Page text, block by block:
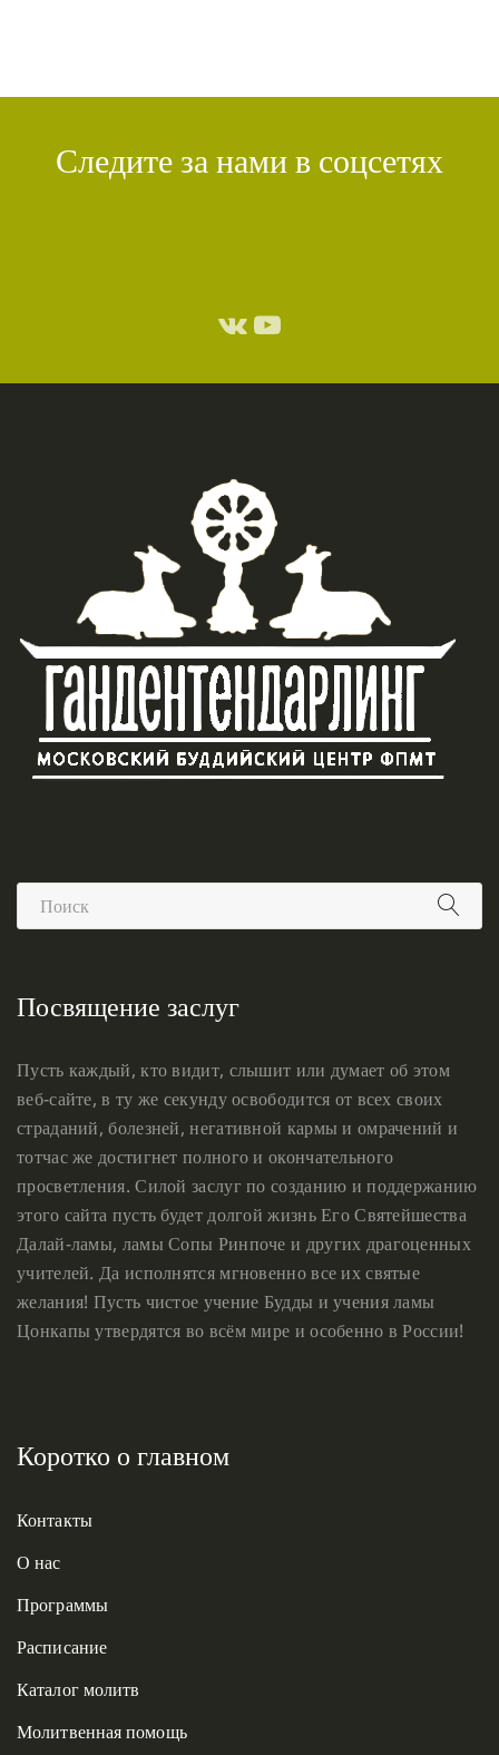
Следите за нами в соцсетях
Посвящение заслуг
Пусть каждый, кто видит, слышит или думает об этом
веб-сайте, в ту же секунду освободится от всех своих
страданий, болезней, негативной кармы и омрачений и
тотчас же достигнет полного и окончательного
просветления. Силой заслуг по созданию и поддержанию
этого сайта пусть будет долгой жизнь Его Святейшества
Далай-ламы, ламы Сопы Ринпоче и других драгоценных
учителей. Да исполнятся мгновенно все их святые
желания! Пусть чистое учение Будды и учения ламы
Цонкапы утвердятся во всём мире и особенно в России!
Коротко о главном
Контакты
О нас
Программы
Расписание
Каталог молитв
Молитвенная помощь